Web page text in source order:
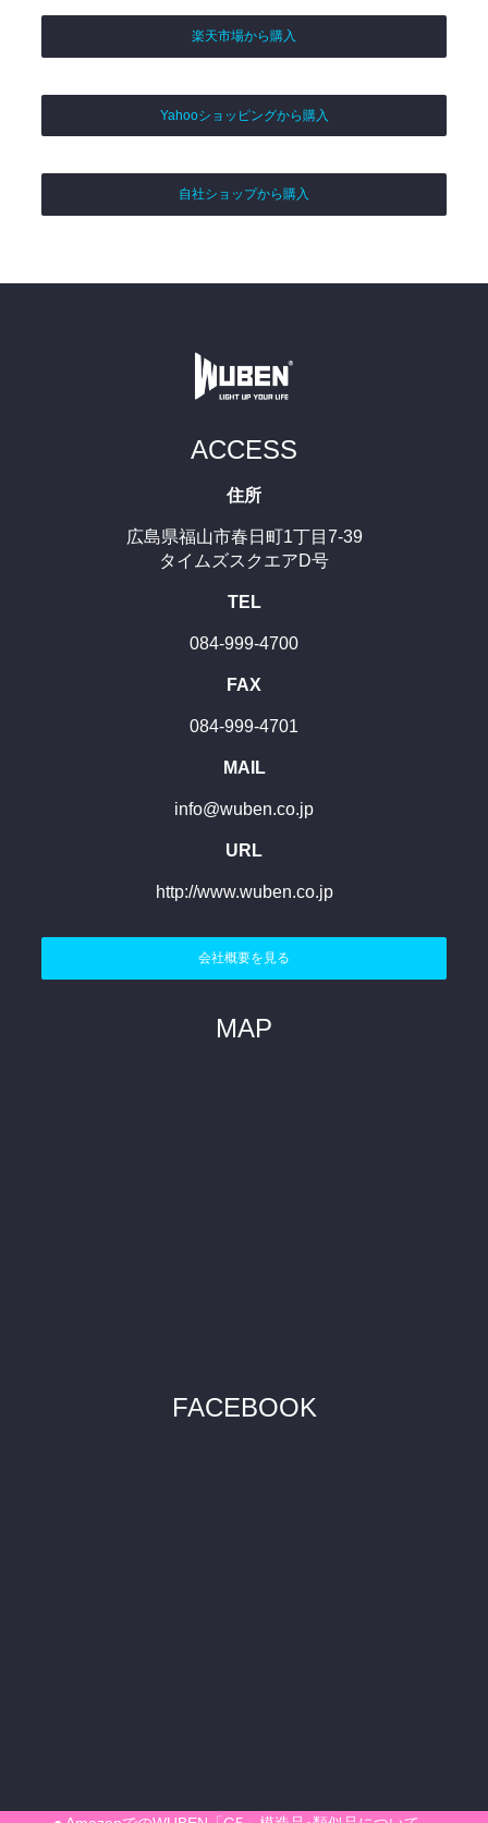
楽天市場から購入
Yahooショッピングから購入
自社ショップから購入
ACCESS
住所
広島県福山市春日町1丁目7-39
タイムズスクエアD号
TEL
084-999-4700
FAX
084-999-4701
MAIL
info@wuben.co.jp
URL
http://www.wuben.co.jp
会社概要を見る
MAP
FACEBOOK